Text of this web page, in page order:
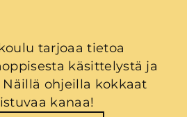
tarjoaa tietoa
käsittelystä ja
ohjeilla kokkaat
kanaa!